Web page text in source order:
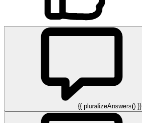
{{ pluralizeAnswers() }}